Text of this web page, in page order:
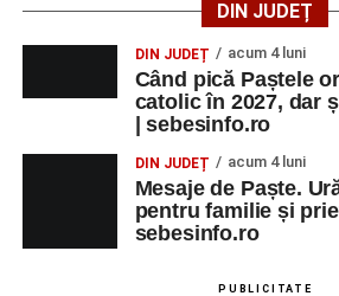
DIN JUDEȚ
DIN JUDEȚ acum 4 luni
Când pică Paștele
catolic în 2027, dar
| sebesinfo.ro
DIN JUDEȚ acum 4 luni
Mesaje de Paște.
pentru familie și
sebesinfo.ro
PUBLICITATE